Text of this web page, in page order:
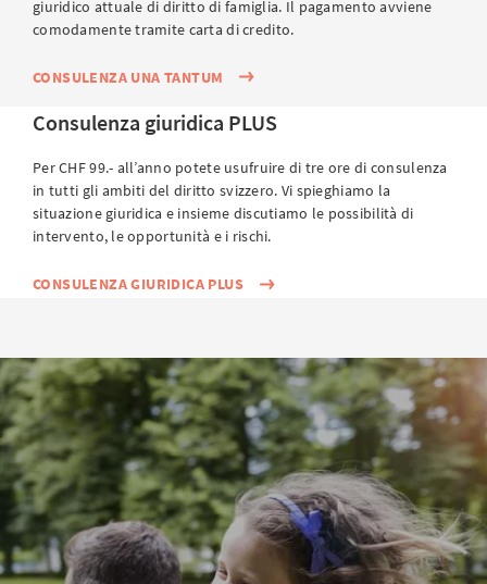
giuridico attuale di diritto di famiglia. Il pagamento avviene
comodamente tramite carta di credito.
CONSULENZA UNA TANTUM
Consulenza giuridica PLUS
Per CHF 99.- all’anno potete usufruire di tre ore di consulenza
in tutti gli ambiti del diritto svizzero. Vi spieghiamo la
situazione giuridica e insieme discutiamo le possibilità di
intervento, le opportunità e i rischi.
CONSULENZA GIURIDICA PLUS